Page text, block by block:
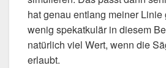
hat genau entlang meiner
wenig spekatkulär in diesem
natürlich viel Wert, wenn die
erlaubt.